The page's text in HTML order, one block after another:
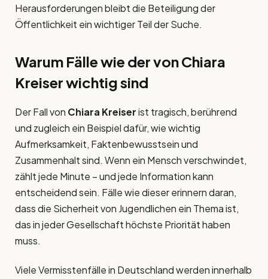
Herausforderungen bleibt die Beteiligung der
Öffentlichkeit ein wichtiger Teil der Suche.
Warum Fälle wie der von Chiara
Kreiser wichtig sind
Der Fall von Chiara Kreiserist tragisch, berührend
und zugleich ein Beispiel dafür, wie wichtig
Aufmerksamkeit, Faktenbewusstsein und
Zusammenhalt sind. Wenn ein Mensch verschwindet,
zählt jede Minute – und jede Information kann
entscheidend sein. Fälle wie dieser erinnern daran,
dass die Sicherheit von Jugendlichen ein Thema ist,
das in jeder Gesellschaft höchste Priorität haben
muss.
Viele Vermisstenfälle in Deutschland werden innerhalb